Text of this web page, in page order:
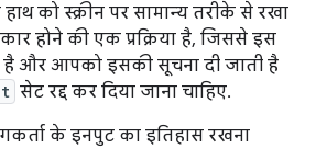
को स्क्रीन पर सामान्य तरीके से रखा
होने की एक प्रक्रिया है, जिससे इस
है और आपको इसकी सूचना दी जाती है
सेट रद्द कर दिया जाना चाहिए.
के इनपुट का इतिहास रखना